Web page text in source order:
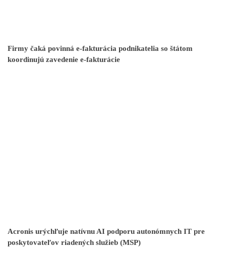
Firmy čaká povinná e-fakturácia podnikatelia so štátom
koordinujú zavedenie e-fakturácie
Acronis urýchľuje natívnu AI podporu autonómnych IT pre
poskytovateľov riadených služieb (MSP)